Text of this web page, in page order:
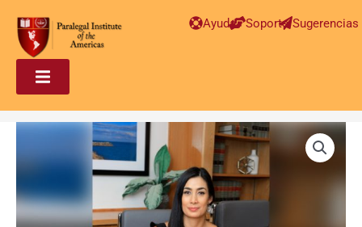
Ayuda Soporte Sugerencias
Paralegal
–
Marianne